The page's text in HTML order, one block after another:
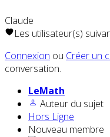
Claude
Les utilisateur(s)
Connexion ou Créer un
conversation.
LeMath
Auteur du sujet
Hors Ligne
Nouveau membre